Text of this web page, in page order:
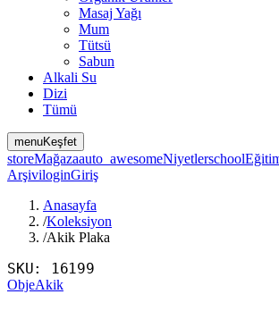
Masaj Yağı
Mum
Tütsü
Sabun
Alkali Su
Dizi
Tümü
menuKeşfet
storeMağazaauto_awesomeNiyetlerschool
ArşiviloginGiriş
Anasayfa
/Koleksiyon
/Akik Plaka
SKU: 16199
ObjeAkik